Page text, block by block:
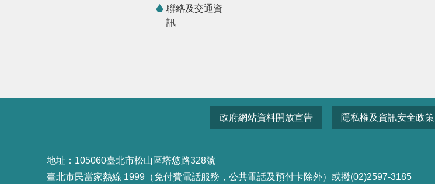
聯絡及交通資
訊
政府網站資料開放宣告 隱私權及資訊安全政策
地址：105060臺北市松山區塔悠路328號
臺北市民當家熱線 1999 （免付費電話服務，公共電話及預付卡除外）或撥(02)2597-3185